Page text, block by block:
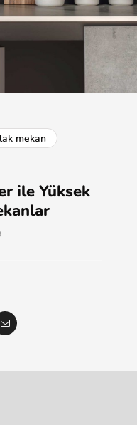
mekan
ile Yüksek